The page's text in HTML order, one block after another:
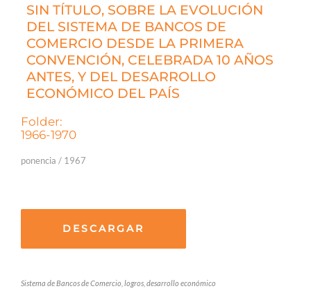
SIN TÍTULO, SOBRE LA EVOLUCIÓN
DEL SISTEMA DE BANCOS DE
COMERCIO DESDE LA PRIMERA
CONVENCIÓN, CELEBRADA 10 AÑOS
ANTES, Y DEL DESARROLLO
ECONÓMICO DEL PAÍS
Folder:
1966-1970
ponencia / 1967
DESCARGAR
Sistema de Bancos de Comercio, logros, desarrollo económico